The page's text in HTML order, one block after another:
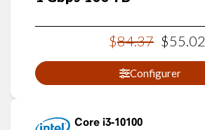
$84.37 $55.02
Configurer
Core i3-10100